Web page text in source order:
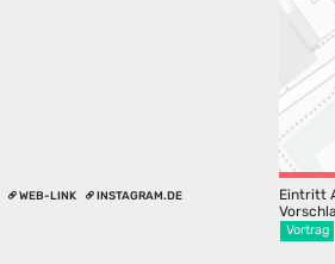
WEB-LINK INSTAGRAM.DE
Eintritt
Vortrag